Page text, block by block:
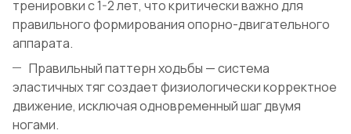
тренировки с 1-2 лет, что критически важно для
правильного формирования опорно-двигательного
аппарата.
Правильный паттерн ходьбы — система
эластичных тяг создает физиологически корректное
движение, исключая одновременный шаг двумя
ногами.